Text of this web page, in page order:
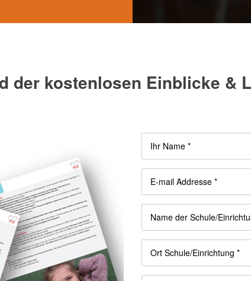
der kostenlosen Einblicke &
Ihr Name *
E-mail Addresse *
Name der Schule/
Ort Schule/Einrichtung *